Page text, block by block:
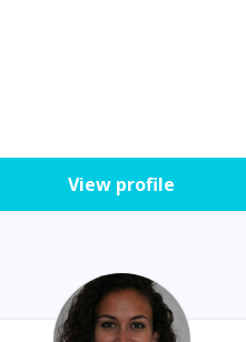
View profile